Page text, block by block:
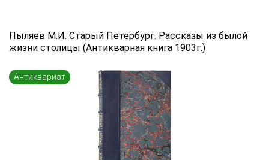
Язык книги
Переплет
по году издания
Пыляев М.И. Старый Петербург. Рассказы из былой
жизни столицы (Антикварная книга 1903г.)
Антиквариат